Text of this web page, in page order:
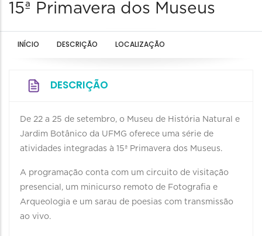
15ª Primavera dos Museus
INÍCIO DESCRIÇÃO LOCALIZAÇÃO
DESCRIÇÃO
De 22 a 25 de setembro, o Museu de História Natural e
Jardim Botânico da UFMG oferece uma série de
atividades integradas à 15ª Primavera dos Museus.
A programação conta com um circuito de visitação
presencial, um minicurso remoto de Fotografia e
Arqueologia e um sarau de poesias com transmissão
ao vivo.